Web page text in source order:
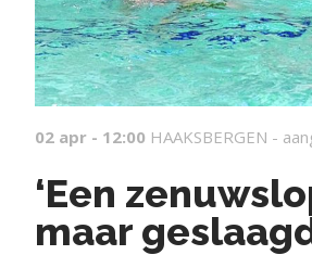
02 apr - 12:00 HAAKSBERGEN -
‘Een
maar